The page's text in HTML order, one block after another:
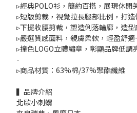
▹經典POLO衫，簡約百搭，展現休閒
▹短版剪裁，視覺拉長腿部比例，打
▹下擺收腰剪裁，塑造俐落輪廓，造
▹嚴選質感面料，親膚柔軟，輕盈舒
▹撞色LOGO立體繡章，彰顯品牌低調
-
▹商品材質：63%棉/37%聚酯纖維
▍品牌介紹
北歐小刺蝟